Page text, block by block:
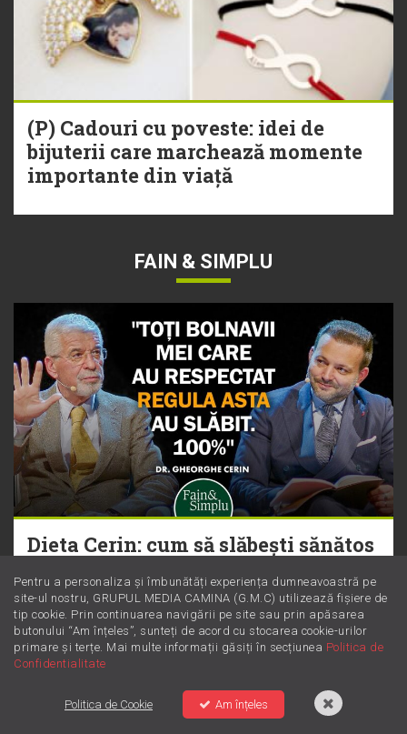
(P) Cadouri cu poveste: idei de
bijuterii care marchează momente
importante din viață
FAIN & SIMPLU
Dieta Cerin: cum să slăbești sănătos
Pentru a personaliza și îmbunătăți experiența dumneavoastră pe
site-ul nostru, GRUPUL MEDIA CAMINA (G.M.C) utilizează fișiere de
tip cookie. Prin continuarea navigării pe site sau prin apăsarea
butonului “Am înțeles”, sunteți de acord cu stocarea cookie-urilor
primare și terțe. Mai multe informații găsiți în secțiunea Politica de
Confidentialitate
Politica de Cookie Am înțeles